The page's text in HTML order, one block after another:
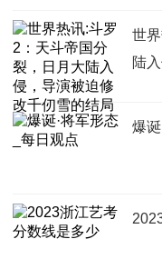
世
陆
爆